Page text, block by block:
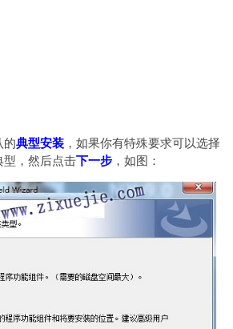
的典型安装 ，如果你有特殊要求可以选择
，然后点击下一步 ，如图：